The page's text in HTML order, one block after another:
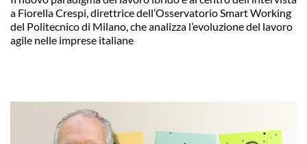
a Fiorella Crespi, direttrice dell’Osservatorio Smart Working
del Politecnico di Milano, che analizza l’evoluzione del lavoro
agile nelle imprese italiane